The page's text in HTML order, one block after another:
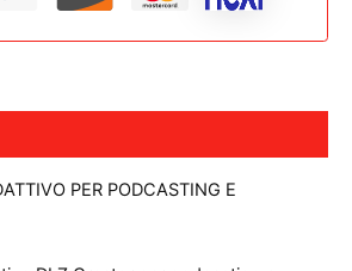
PER PODCASTING E